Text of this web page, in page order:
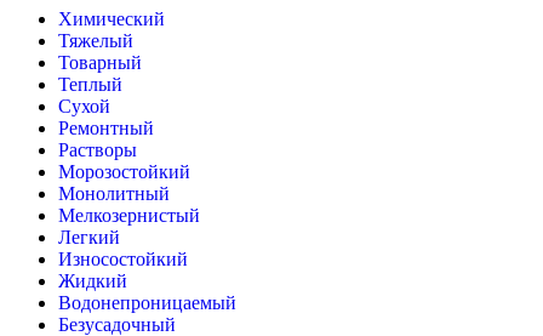
Химический
Тяжелый
Товарный
Теплый
Сухой
Ремонтный
Растворы
Морозостойкий
Монолитный
Мелкозернистый
Легкий
Износостойкий
Жидкий
Водонепроницаемый
Безусадочный